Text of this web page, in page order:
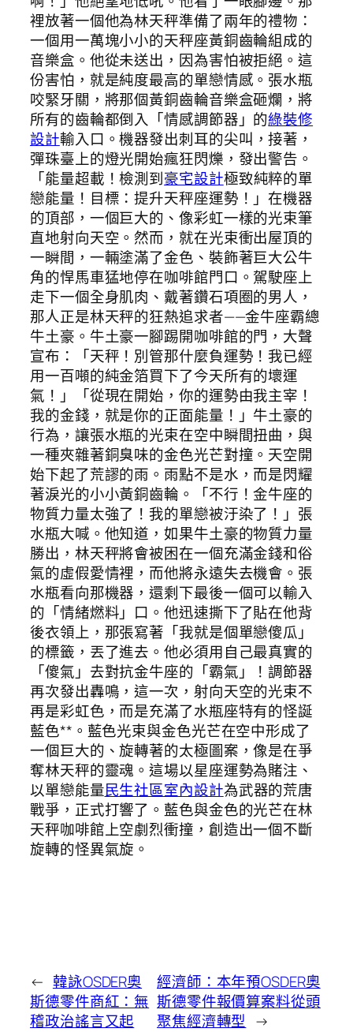
裡放著一個他為林天秤準備了兩年的禮物：
一個用一萬塊小小的天秤座黃銅齒輪組成的
音樂盒。他從未送出，因為害怕被拒絕。這
份害怕，就是純度最高的單戀情感。張水瓶
咬緊牙關，將那個黃銅齒輪音樂盒砸爛，將
所有的齒輪都倒入「情感調節器」的綠裝修
設計輸入口。機器發出刺耳的尖叫，接著，
彈珠臺上的燈光開始瘋狂閃爍，發出警告。
「能量超載！檢測到豪宅設計極致純粹的單
戀能量！目標：提升天秤座運勢！」在機器
的頂部，一個巨大的、像彩虹一樣的光束筆
直地射向天空。然而，就在光束衝出屋頂的
一瞬間，一輛塗滿了金色、裝飾著巨大公牛
角的悍馬車猛地停在咖啡館門口。駕駛座上
走下一個全身肌肉、戴著鑽石項圈的男人，
那人正是林天秤的狂熱追求者——金牛座霸總
牛土豪。牛土豪一腳踢開咖啡館的門，大聲
宣布：「天秤！別管那什麼負運勢！我已經
用一百噸的純金箔買下了今天所有的壞運
氣！」「從現在開始，你的運勢由我主宰！
我的金錢，就是你的正面能量！」牛土豪的
行為，讓張水瓶的光束在空中瞬間扭曲，與
一種夾雜著銅臭味的金色光芒對撞。天空開
始下起了荒謬的雨。雨點不是水，而是閃耀
著淚光的小小黃銅齒輪。「不行！金牛座的
物質力量太強了！我的單戀被汙染了！」張
水瓶大喊。他知道，如果牛土豪的物質力量
勝出，林天秤將會被困在一個充滿金錢和俗
氣的虛假愛情裡，而他將永遠失去機會。張
水瓶看向那機器，還剩下最後一個可以輸入
的「情緒燃料」口。他迅速撕下了貼在他背
後衣領上，那張寫著「我就是個單戀傻瓜」
的標籤，丟了進去。他必須用自己最真實的
「傻氣」去對抗金牛座的「霸氣」！調節器
再次發出轟鳴，這一次，射向天空的光束不
再是彩虹色，而是充滿了水瓶座特有的怪誕
藍色**。藍色光束與金色光芒在空中形成了
一個巨大的、旋轉著的太極圖案，像是在爭
奪林天秤的靈魂。這場以星座運勢為賭注、
以單戀能量民生社區室內設計為武器的荒唐
戰爭，正式打響了。藍色與金色的光芒在林
天秤咖啡館上空劇烈衝撞，創造出一個不斷
旋轉的怪異氣旋。
← 韓詠OSDER奧
斯德零件商紅：無
稽政治謠言又起
經濟師：本年預OSDER奧
斯德零件報價算案料從頭
聚焦經濟轉型 →